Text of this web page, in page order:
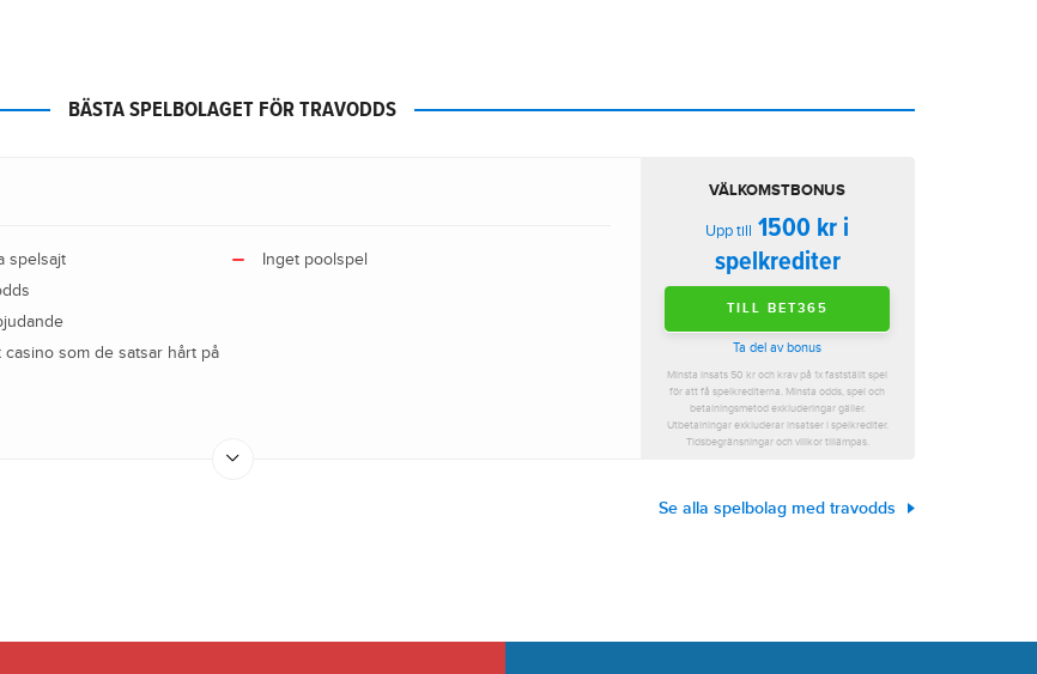
BÄSTA SPELBOLAGET FÖR TRAVODDS
spelsajt
casino som de satsar hårt på
Inget poolspel
VÄLKOMSTBONUS
Upp till 1500 kr i
spelkrediter
TILL BET365
Ta del av bonus
Minsta insats 50 kr och krav på 1x fastställt spel
för att få spelkrediterna. Minsta odds, spel och
betalningsmetod exkluderingar gäller.
Utbetalningar exkluderar insatser i spelkrediter.
Tidsbegränsningar och villkor tillämpas.
Se alla spelbolag med travodds